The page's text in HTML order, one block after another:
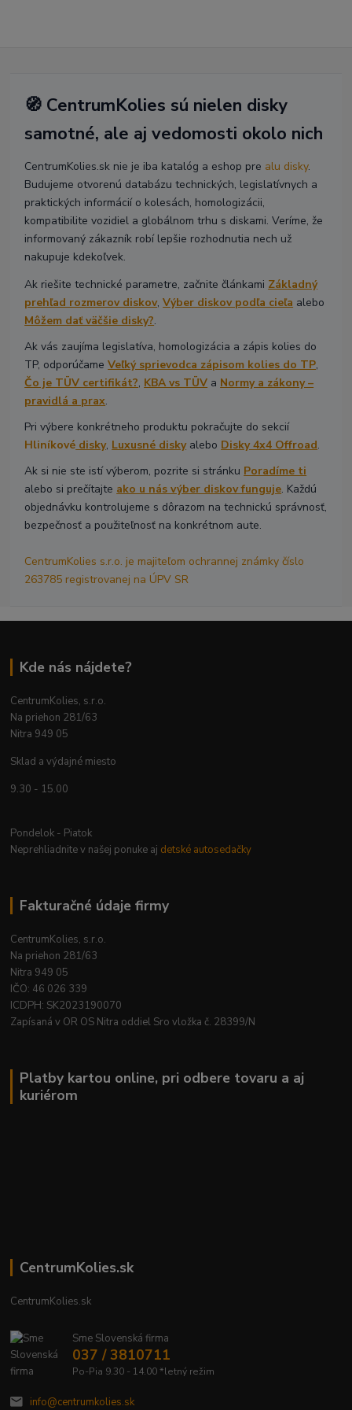
🧭 CentrumKolies sú nielen disky
samotné, ale aj vedomosti okolo nich
CentrumKolies.sk nie je iba katalóg a eshop pre alu disky.
Budujeme otvorenú databázu technických, legislatívnych a
praktických informácií o kolesách, homologizácii,
kompatibilite vozidiel a globálnom trhu s diskami. Veríme, že
informovaný zákazník robí lepšie rozhodnutia nech už
nakupuje kdekoľvek.
Ak riešite technické parametre, začnite článkami Základný
prehľad rozmerov diskov,Výber diskov podľa cieľa alebo
Môžem dať väčšie disky?.
Ak vás zaujíma legislatíva, homologizácia a zápis kolies do
TP, odporúčameVeľký sprievodca zápisom kolies do TP,
Čo je TÜV certifikát?, KBA vs TÜV a Normy a zákony –
pravidlá a prax.
Pri výbere konkrétneho produktu pokračujte do sekcií
Hliníkové disky, Luxusné diskyalebo Disky 4x4 Offroad.
Ak si nie ste istí výberom, pozrite si stránku Poradíme ti
alebo si prečítajte ako u nás výber diskov funguje. Každú
objednávku kontrolujeme s dôrazom na technickú správnosť,
bezpečnosť a použiteľnosť na konkrétnom aute.
CentrumKolies s.r.o. je majiteľom ochrannej známky číslo
263785 registrovanej na ÚPV SR
Kde nás nájdete?
CentrumKolies, s.r.o.
Na priehon 281/63
Nitra 949 05
Sklad a výdajné miesto
9.30 - 15.00
Pondelok - Piatok
Neprehliadnite v našej ponuke aj detské autosedačky
Fakturačné údaje firmy
CentrumKolies, s.r.o.
Na priehon 281/63
Nitra 949 05
IČO: 46 026 339
ICDPH: SK2023190070
Zapísaná v OR OS Nitra oddiel Sro vložka č. 28399/N
Platby kartou online, pri odbere tovaru a aj
kuriérom
CentrumKolies.sk
CentrumKolies.sk
Sme Slovenská firma
037 / 3810711
Po-Pia 9.30 - 14.00 *letný režim
info@centrumkolies.sk